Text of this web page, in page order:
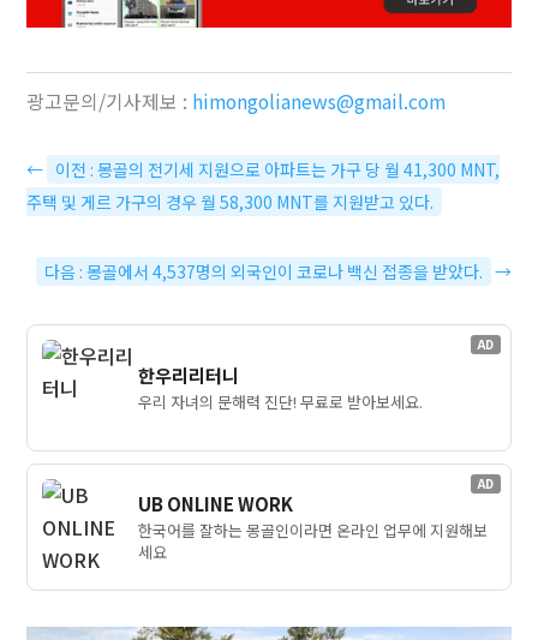
광고문의/기사제보 : himongolianews@gmail.com
← 이전 : 몽골의 전기세 지원으로 아파트는 가구 당 월 41,300 MNT,
주택 및 게르 가구의 경우 월 58,300 MNT를 지원받고 있다.
다음 : 몽골에서 4,537명의 외국인이 코로나 백신 접종을 받았다. →
AD
한우리리터니
우리 자녀의 문해력 진단! 무료로 받아보세요.
AD
UB ONLINE WORK
한국어를 잘하는 몽골인이라면 온라인 업무에 지원해보
세요